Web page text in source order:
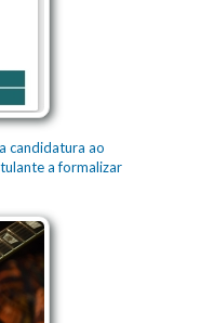
candidatura ao
a formalizar